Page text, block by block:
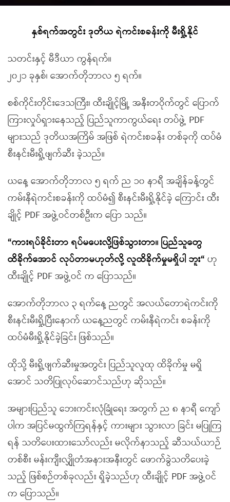
နှစ်ရက်အတွင်း ဒုတိယ ရဲကင်းစခန်းကို မီးရှို့နိုင်
သတင်းနှင့် မီဒီယာ ကွန်ရက်။
၂၀၂၁ ခုနှစ်၊ အောက်တိုဘာလ ၅ ရက်။
စစ်ကိုင်းတိုင်းဒေသကြီး၊ ထီးချိုင့်မြို့ အနီးတဝိုက်တွင် ပြောက်
ကြားလှုပ်ရှားနေသည့် ပြည်သူကာကွယ်ရေး တပ်ဖွဲ့ PDF
များသည် ဒုတိယအကြိမ် အဖြစ် ရဲကင်းစခန်း တစ်ခုကို ထပ်မံ
စီးနင်းမီးရှို့ဖျက်ဆီး ခဲ့သည်။
ယနေ့ အောက်တိုဘာလ ၅ ရက် ည ၁၀ နာရီ အချိန်ခန့်တွင်
ကမ်းနီရဲကင်းစခန်းကို ထပ်မံ၍ စီးနင်းမီးရှို့နိုင်ခဲ့ ကြောင်း ထီး
ချိုင့် PDF အဖွဲ့ဝင်တစ်ဦးက ပြော သည်။
“ကားရပ်ခိုင်းတာ ရပ်မပေးလို့ဖြစ်သွားတာ။ ပြည်သူတွေ
ထိခိုက်အောင် လုပ်တာမဟုတ်လို့ လူထိခိုက်မှုမရှိပါ ဘူး“ ဟု
ထီးချိုင့် PDF အဖွဲ့ဝင် က ပြောသည်။
အောက်တိုဘာလ ၃ ရက်နေ့ ညတွင် အလယ်တောရဲကင်းကို
စီးနင်းမီးရှို့ပြီးနောက် ယနေ့ညတွင် ကမ်းနီရဲကင်း စခန်းကို
ထပ်မံမီးရှို့နိုင်ခဲ့ခြင်း ဖြစ်သည်။
ထိုသို့ မီးရှို့ဖျက်ဆီးမှုအတွင်း ပြည်သူလူထု ထိခိုက်မှု မရှိ
အောင် သတိပြုလုပ်ဆောင်သည်ဟု ဆိုသည်။
အများပြည်သူ ဘေးကင်းလုံခြုံရေး အတွက် ည ၈ နာရီ ကျော်
ပါက အပြင်မထွက်ကြရန်နှင့် ကားများ သွားလာ ခြင်း မပြုကြ
ရန် သတိပေးထားသော်လည်း မလိုက်နာသည့် ဆီသယ်ယာဉ်
တစ်စီး မန်းကျီးလျှိုတံအနားအနီးတွင် ဖောက်ခွဲသတိပေးခဲ့
သည့် ဖြစ်စဉ်တစ်ခုလည်း ရှိခဲ့သည်ဟု ထီးချိုင့် PDF အဖွဲ့ဝင်
က ပြောသည်။